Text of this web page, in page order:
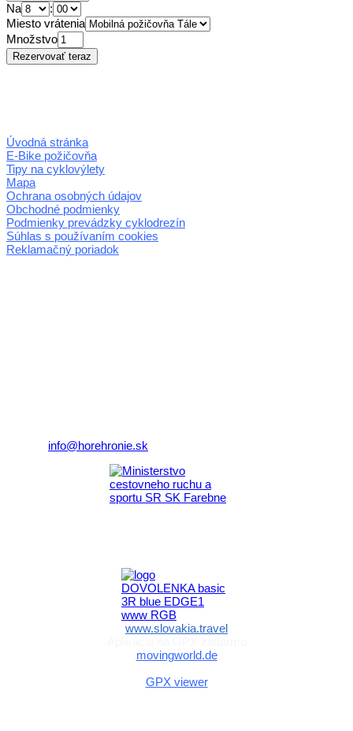
Na
:
Miesto vrátenia
Množstvo
Úvodná stránka
E-Bike požičovňa
Tipy na cyklovýlety
Mapa
Ochrana osobných údajov
Obchodné podmienky
Podmienky prevádzky cyklodrezín
Súhlas s používaním cookies
Reklamačný poriadok
info@horehronie.sk
www.slovakia.travel
movingworld.de
GPX viewer